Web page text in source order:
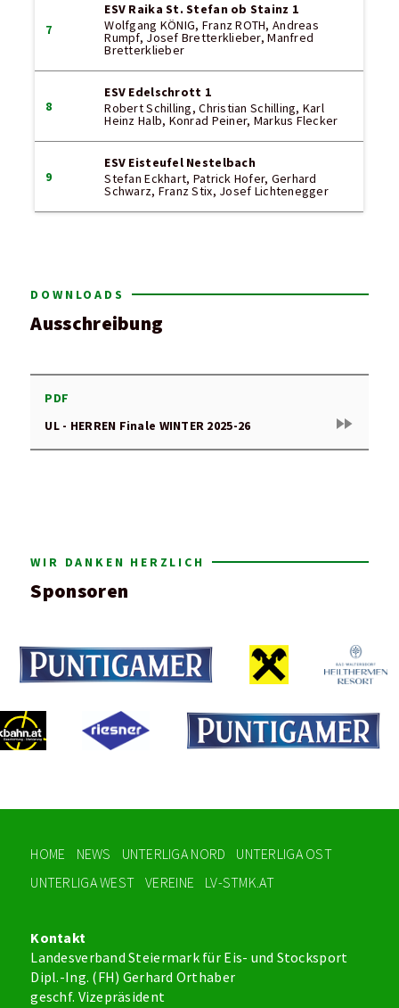
7
ESV Raika St. Stefan ob Stainz 1
Wolfgang KÖNIG, Franz ROTH, Andreas
Rumpf, Josef Bretterklieber, Manfred
Bretterklieber
8
ESV Edelschrott 1
Robert Schilling, Christian Schilling, Karl
Heinz Halb, Konrad Peiner, Markus Flecker
9
ESV Eisteufel Nestelbach
Stefan Eckhart, Patrick Hofer, Gerhard
Schwarz, Franz Stix, Josef Lichtenegger
DOWNLOADS
Ausschreibung
PDF
UL - HERREN Finale WINTER 2025-26
fast_forward
WIR DANKEN HERZLICH
Sponsoren
HOME NEWS UNTERLIGA NORD
UNTERLIGA OST
UNTERLIGA WEST
VEREINE LV-STMK.AT
Kontakt
Landesverband Steiermark für Eis- und Stocksport
Dipl.-Ing. (FH) Gerhard Orthaber
geschf. Vizepräsident